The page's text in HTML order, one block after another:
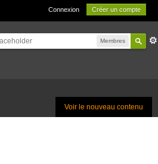
Connexion Créer un compte
Membres
Voir le nouveau contenu